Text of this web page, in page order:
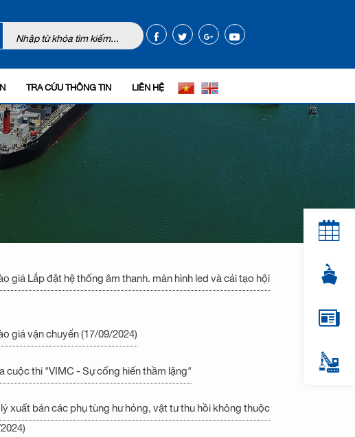
TRA CỨU THÔNG TIN LIÊN HỆ
giá Lắp đặt hệ thống âm thanh. màn hình led và cải tạo hội
giá vận chuyển (17/09/2024)
cuộc thi "VIMC - Sự cống hiến thầm lặng"
xuất bán các phụ tùng hư hỏng, vật tư thu hồi không thuộc